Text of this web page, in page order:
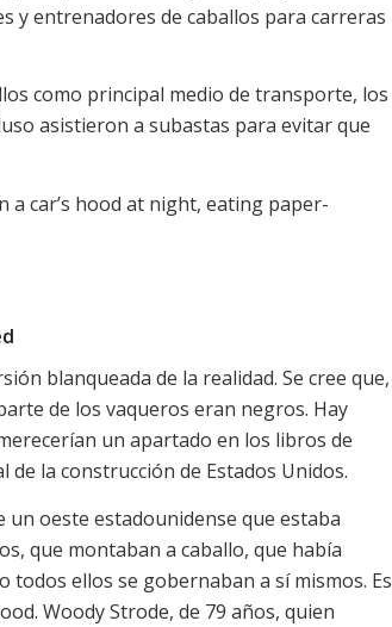
y entrenadores de caballos para carreras
como principal medio de transporte, los
asistieron a subastas para evitar que
blanqueada de la realidad. Se cree que,
de los vaqueros eran negros. Hay
un apartado en los libros de
la construcción de Estados Unidos.
un oeste estadounidense que estaba
que montaban a caballo, que había
ellos se gobernaban a sí mismos. Es
Woody Strode, de 79 años, quien